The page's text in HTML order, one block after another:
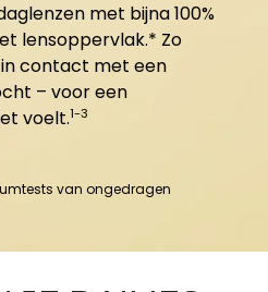
met bijna 100%
lensoppervlak.* Zo
contact met een
– voor een
voelt.1-3
van ongedragen